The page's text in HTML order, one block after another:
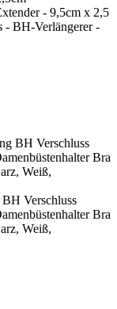
- 9,5cm x 2,5
- BH-Verlängerer -
Verschluss
Bra
Weiß,